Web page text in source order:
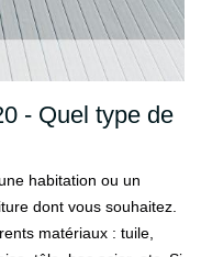
- Quel type de
habitation ou un
dont vous souhaitez.
matériaux : tuile,